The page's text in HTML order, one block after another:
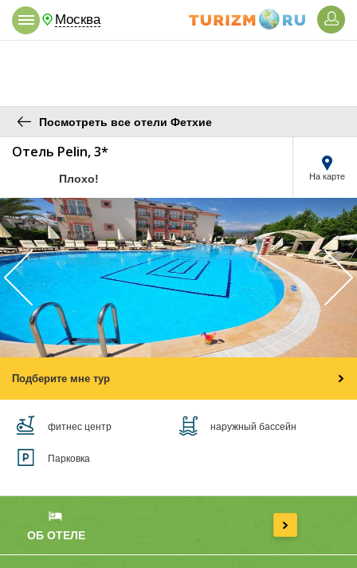
Москва
Посмотреть все отели Фетхие
Отель Pelin, 3*
Плохо! На карте
Подберите мне тур
фитнес центр наружный бассейн
Парковка
ОБ ОТЕЛЕ